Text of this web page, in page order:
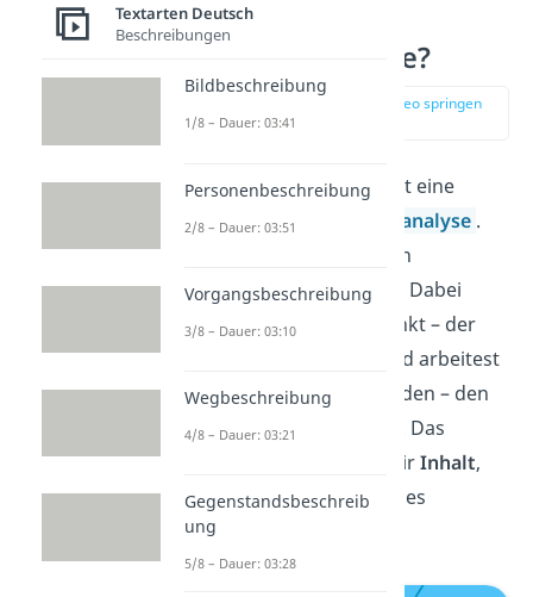
Was ist eine
Sachtextanalyse?
zur Stelle im Video springen
EineSachtextanalyse
ist eine
spezielle Form der
Textanalyse .
Du kannst sie dir wie ein
Spinnennetz vorstellen: Dabei
gehst du vom Mittelpunkt – der
Textgrundlage – aus und arbeitest
dich zu den feineren Fäden – den
Textbestandteilen – vor. Das
bedeutet: Du schaust dirInhalt,
StrukturundSprache
des
Sachtextes an.
Textarten Deutsch
Beschreibungen
Bildbeschreibung
1/8 – Dauer: 03:41
Personenbeschreibung
2/8 – Dauer: 03:51
Vorgangsbeschreibung
3/8 – Dauer: 03:10
Wegbeschreibung
4/8 – Dauer: 03:21
Gegenstandsbeschreib
ung
5/8 – Dauer: 03:28